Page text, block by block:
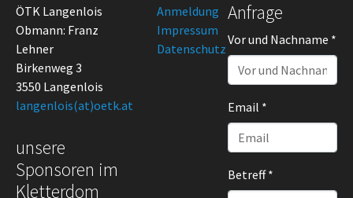
ÖTK Langenlois
Obmann: Franz
Lehner
Birkenweg 3
3550 Langenlois
langenlois(at)oetk.at
unsere
Sponsoren im
Kletterdom
Anmeldung
Impressum
Datenschutz
Anfrage
Vor und Nachname *
Email *
Betreff*